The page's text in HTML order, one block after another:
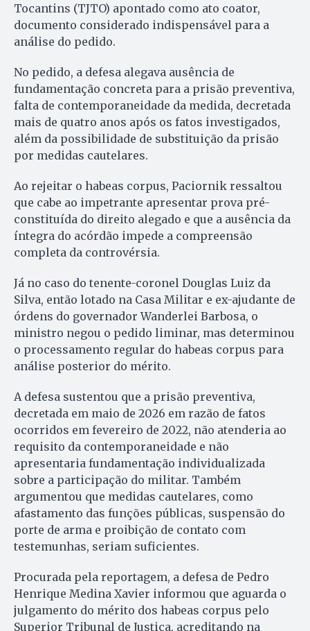
Tocantins (TJTO) apontado como ato coator,
documento considerado indispensável para a
análise do pedido.
No pedido, a defesa alegava ausência de
fundamentação concreta para a prisão preventiva,
falta de contemporaneidade da medida, decretada
mais de quatro anos após os fatos investigados,
além da possibilidade de substituição da prisão
por medidas cautelares.
Ao rejeitar o habeas corpus, Paciornik ressaltou
que cabe ao impetrante apresentar prova pré-
constituída do direito alegado e que a ausência da
íntegra do acórdão impede a compreensão
completa da controvérsia.
Já no caso do tenente-coronel Douglas Luiz da
Silva, então lotado na Casa Militar e ex-ajudante de
órdens do governador Wanderlei Barbosa, o
ministro negou o pedido liminar, mas determinou
o processamento regular do habeas corpus para
análise posterior do mérito.
A defesa sustentou que a prisão preventiva,
decretada em maio de 2026 em razão de fatos
ocorridos em fevereiro de 2022, não atenderia ao
requisito da contemporaneidade e não
apresentaria fundamentação individualizada
sobre a participação do militar. Também
argumentou que medidas cautelares, como
afastamento das funções públicas, suspensão do
porte de arma e proibição de contato com
testemunhas, seriam suficientes.
Procurada pela reportagem, a defesa de Pedro
Henrique Medina Xavier informou que aguarda o
julgamento do mérito dos habeas corpus pelo
Superior Tribunal de Justiça, acreditando na